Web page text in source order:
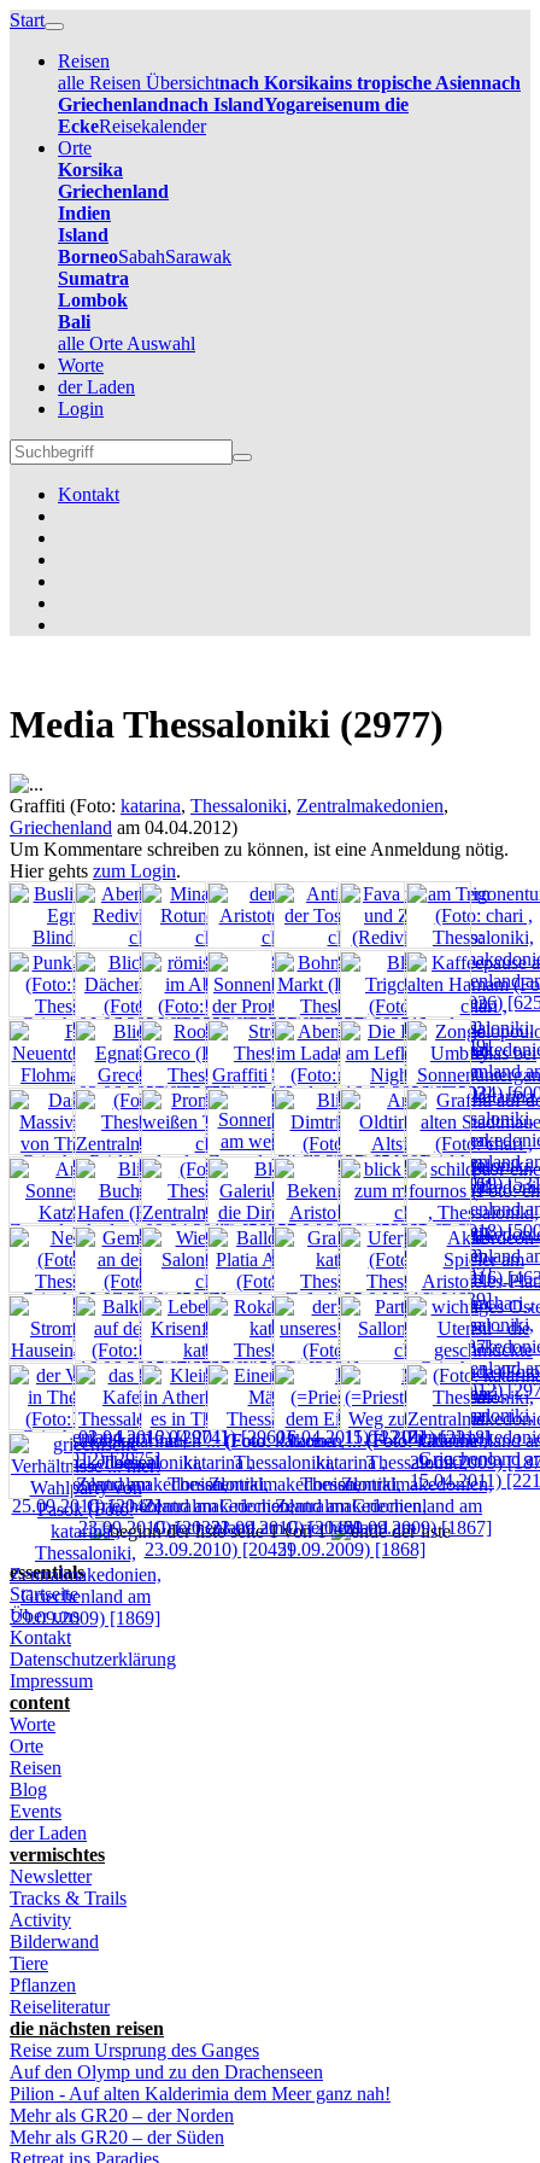
Start
Reisen
alle Reisen Übersichtnach Korsikains tropische Asiennach
Griechenlandnach IslandYogareisenum die
EckeReisekalender
Orte
Korsika
Griechenland
Indien
Island
BorneoSabahSarawak
Sumatra
Lombok
Bali
alle Orte Auswahl
Worte
der Laden
Login
Kontakt
Media Thessaloniki (2977)
Graffiti (Foto: katarina, Thessaloniki, Zentralmakedonien,
Griechenland am 04.04.2012)
Um Kommentare schreiben zu können, ist eine Anmeldung nötig.
Hier gehts zum Login.
seite 1 von 1
essentials
Startseite
Über uns
Kontakt
Datenschutzerklärung
Impressum
content
Worte
Orte
Reisen
Blog
Events
der Laden
vermischtes
Newsletter
Tracks & Trails
Activity
Bilderwand
Tiere
Pflanzen
Reiseliteratur
die nächsten reisen
Reise zum Ursprung des Ganges
Auf den Olymp und zu den Drachenseen
Pilion - Auf alten Kalderimia dem Meer ganz nah!
Mehr als GR20 – der Norden
Mehr als GR20 – der Süden
Retreat ins Paradies